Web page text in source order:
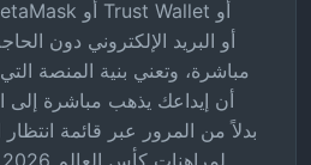
بدلاً من المرور عبر قائمة